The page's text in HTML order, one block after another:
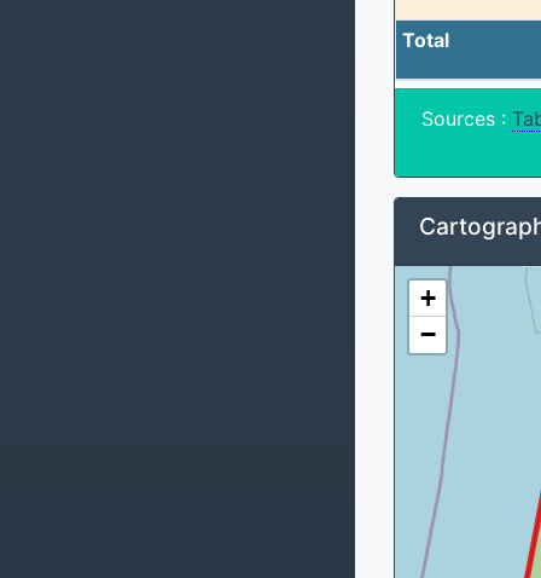
Total
Sources :
+
−